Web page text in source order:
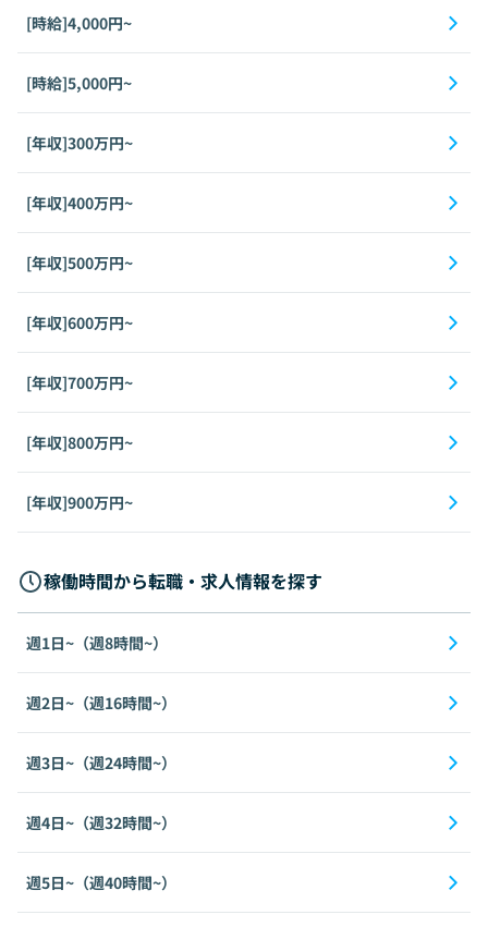
[時給]4,000円~
[時給]5,000円~
[年収]300万円~
[年収]400万円~
[年収]500万円~
[年収]600万円~
[年収]700万円~
[年収]800万円~
[年収]900万円~
稼働時間から転職・求人情報を探す
週1日~（週8時間~）
週2日~（週16時間~）
週3日~（週24時間~）
週4日~（週32時間~）
週5日~（週40時間~）